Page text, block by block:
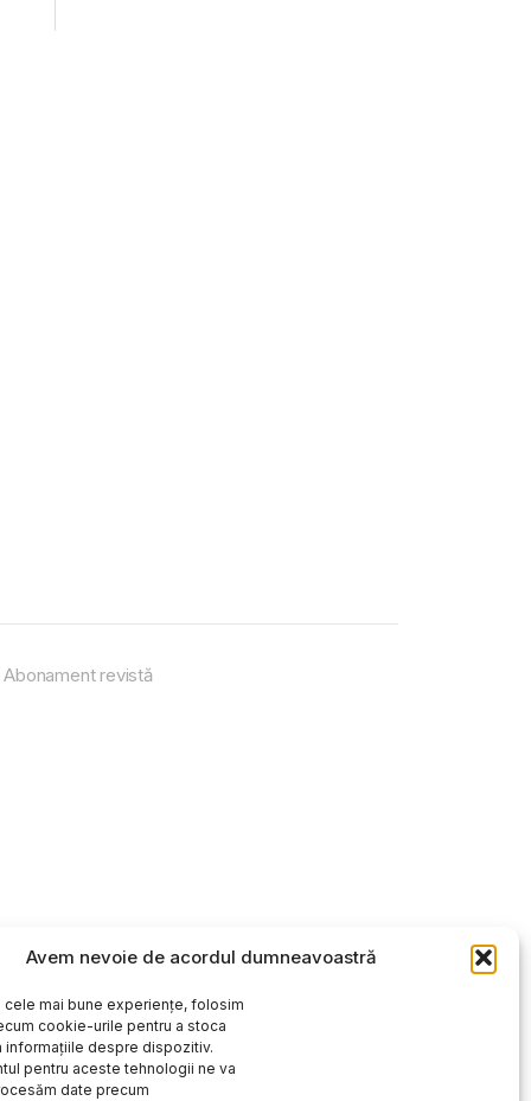
Avem nevoie de acordul dumneavoastră
cele mai bune experiențe, folosim
cookie-urile pentru a stoca
informațiile despre dispozitiv.
pentru aceste tehnologii ne va
date precum
Abonament revistă